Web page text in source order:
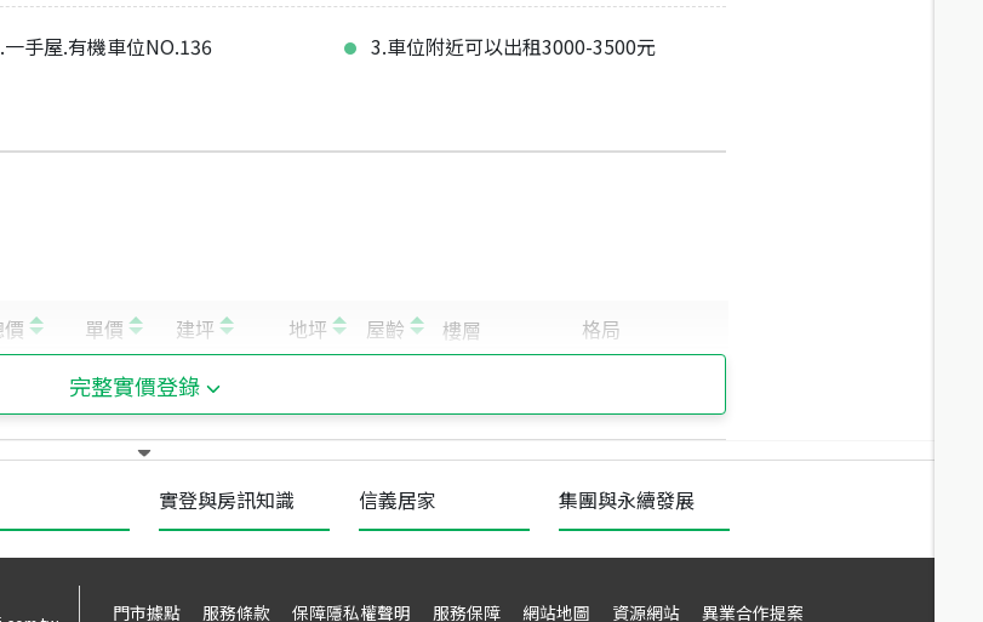
一手屋.有機車位NO.136
3.車位附近可以出租3000-3500元
完整實價登錄
實登與房訊知識 信義居家 集團與永續發展
門市據點 服務條款 保障隱私權聲明 服務保障 網站地圖 資源網站 異業合作提案